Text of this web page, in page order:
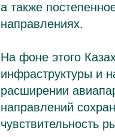
а также
направлениях.
На фоне этого
инфраструктуры и
расширении
направлений
чувствительность